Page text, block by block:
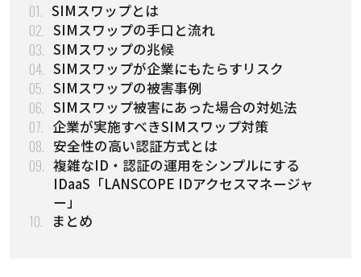
01. SIMスワップとは
02. SIMスワップの手口と流れ
03. SIMスワップの兆候
04. SIMスワップが企業にもたらすリスク
05. SIMスワップの被害事例
06. SIMスワップ被害にあった場合の対処法
07. 企業が実施すべきSIMスワップ対策
08. 安全性の高い認証方式とは
09. 複雑なID・認証の運用をシンプルにする
IDaaS「LANSCOPE IDアクセスマネージャ
ー」
10. まとめ